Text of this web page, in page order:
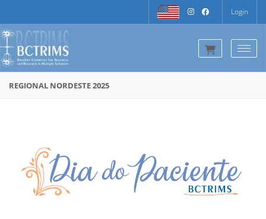
Login
REGIONAL NORDESTE 2025